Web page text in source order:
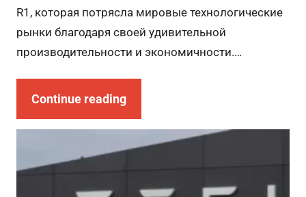
R1, которая потрясла мировые технологические
рынки благодаря своей удивительной
производительности и экономичности.…
Continue reading